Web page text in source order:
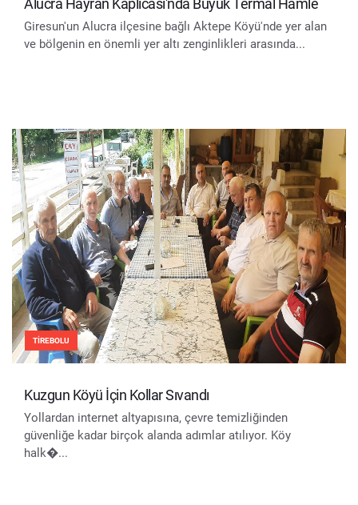
Alucra Hayran Kaplıcası'nda Büyük Termal Hamle
Giresun'un Alucra ilçesine bağlı Aktepe Köyü'nde yer alan
ve bölgenin en önemli yer altı zenginlikleri arasında...
TIREBOLU
Kuzgun Köyü İçin Kollar Sıvandı
Yollardan internet altyapısına, çevre temizliğinden
güvenliğe kadar birçok alanda adımlar atılıyor. Köy
halk�...